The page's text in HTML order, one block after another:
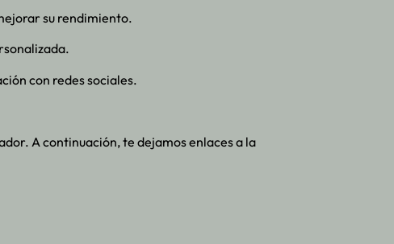
su rendimiento.
con redes sociales.
A continuación, te dejamos enlaces a la